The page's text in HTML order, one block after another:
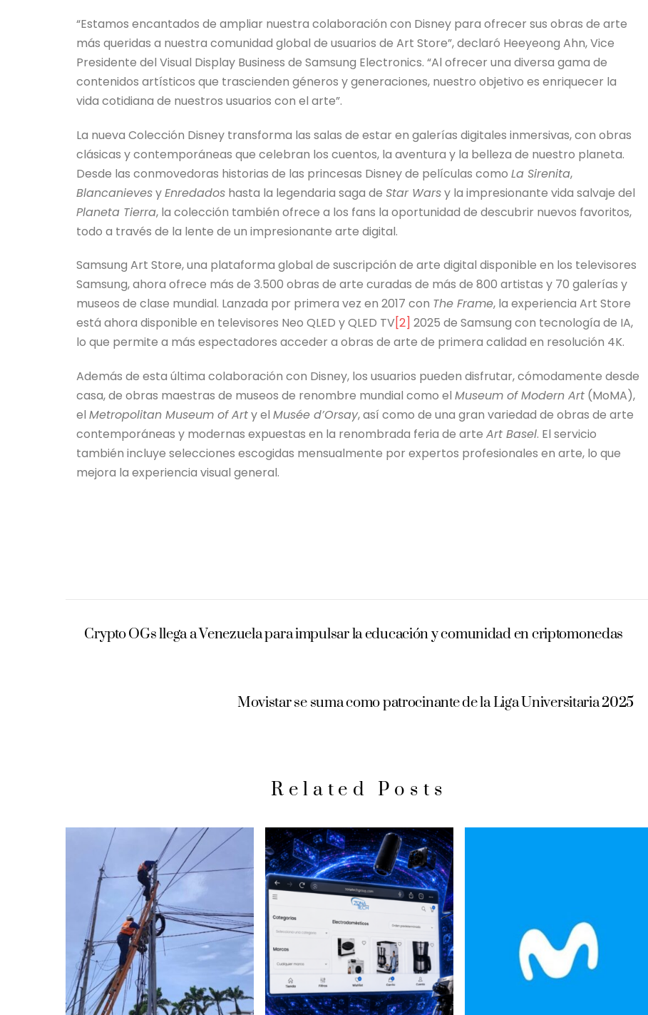
“Estamos encantados de ampliar nuestra colaboración con Disney para ofrecer sus obras de arte
más queridas a nuestra comunidad global de usuarios de Art Store”, declaró Heeyeong Ahn, Vice
Presidente del Visual Display Business de Samsung Electronics. “Al ofrecer una diversa gama de
contenidos artísticos que trascienden géneros y generaciones, nuestro objetivo es enriquecer la
vida cotidiana de nuestros usuarios con el arte”.
La nueva Colección Disney transforma las salas de estar en galerías digitales inmersivas, con obras
clásicas y contemporáneas que celebran los cuentos, la aventura y la belleza de nuestro planeta.
Desde las conmovedoras historias de las princesas Disney de películas como La Sirenita,
BlancanievesyEnredados hasta la legendaria saga de Star Warsy la impresionante vida salvaje del
Planeta Tierra, la colección también ofrece a los fans la oportunidad de descubrir nuevos favoritos,
todo a través de la lente de un impresionante arte digital.
Samsung Art Store, una plataforma global de suscripción de arte digital disponible en los televisores
Samsung, ahora ofrece más de 3.500 obras de arte curadas de más de 800 artistas y 70 galerías y
museos de clase mundial. Lanzada por primera vez en 2017 con The Frame, la experiencia Art Store
está ahora disponible en televisores Neo QLED y QLED TV[2] 2025 de Samsung con tecnología de IA,
lo que permite a más espectadores acceder a obras de arte de primera calidad en resolución 4K.
Además de esta última colaboración con Disney, los usuarios pueden disfrutar, cómodamente desde
casa, de obras maestras de museos de renombre mundial como el Museum of Modern Art (MoMA),
el Metropolitan Museum of Arty el Musée d’Orsay, así como de una gran variedad de obras de arte
contemporáneas y modernas expuestas en la renombrada feria de arte Art Basel. El servicio
también incluye selecciones escogidas mensualmente por expertos profesionales en arte, lo que
mejora la experiencia visual general.
Crypto OGs llega a Venezuela para impulsar la educación y comunidad en criptomonedas
Movistar se suma como patrocinante de la Liga Universitaria 2025
Related Posts